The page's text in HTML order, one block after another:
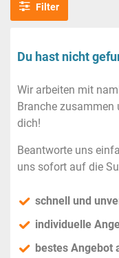
Filter
Du hast nicht
Wir arbeiten mit
Branche zusammen
dich!
Beantworte uns
uns sofort auf die
schnell und
individuelle
bestes Angebot